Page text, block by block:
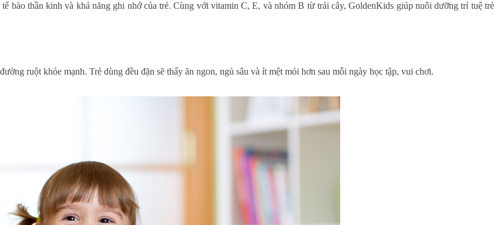
bào thần kinh và khả năng ghi nhớ của trẻ. Cùng với vitamin C, E, và nhóm B từ trái cây, GoldenKids giúp nuôi dưỡng trí tuệ trẻ
ruột khỏe mạnh. Trẻ dùng đều đặn sẽ thấy ăn ngon, ngủ sâu và ít mệt mỏi hơn sau mỗi ngày học tập, vui chơi.